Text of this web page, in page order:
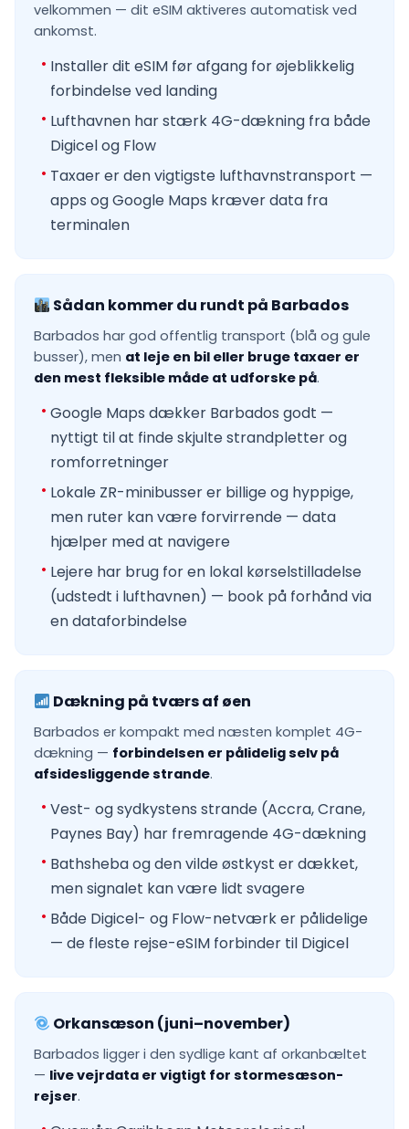
velkommen — dit eSIM aktiveres automatisk ved
ankomst.
Installer dit eSIM før afgang for øjeblikkelig
forbindelse ved landing
Lufthavnen har stærk 4G-dækning fra både
Digicel og Flow
Taxaer er den vigtigste lufthavnstransport —
apps og Google Maps kræver data fra
terminalen
Sådan kommer du rundt på Barbados
Barbados har god offentlig transport (blå og gule
busser), men at leje en bil eller bruge taxaer er
den mest fleksible måde at udforske på.
Google Maps dækker Barbados godt —
nyttigt til at finde skjulte strandpletter og
romforretninger
Lokale ZR-minibusser er billige og hyppige,
men ruter kan være forvirrende — data
hjælper med at navigere
Lejere har brug for en lokal kørselstilladelse
(udstedt i lufthavnen) — book på forhånd via
en dataforbindelse
Dækning på tværs af øen
Barbados er kompakt med næsten komplet 4G-
dækning — forbindelsen er pålidelig selv på
afsidesliggende strande.
Vest- og sydkystens strande (Accra, Crane,
Paynes Bay) har fremragende 4G-dækning
Bathsheba og den vilde østkyst er dækket,
men signalet kan være lidt svagere
Både Digicel- og Flow-netværk er pålidelige
— de fleste rejse-eSIM forbinder til Digicel
Orkansæson (juni–november)
Barbados ligger i den sydlige kant af orkanbæltet
— live vejrdata er vigtigt for stormesæson-
rejser.